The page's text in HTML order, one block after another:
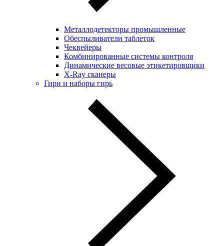
Металлодетекторы промышленные
Обеспыливатели таблеток
Чеквейеры
Комбинированные системы контроля
Динамические весовые этикетировщики
X-Ray сканеры
Гири и наборы гирь